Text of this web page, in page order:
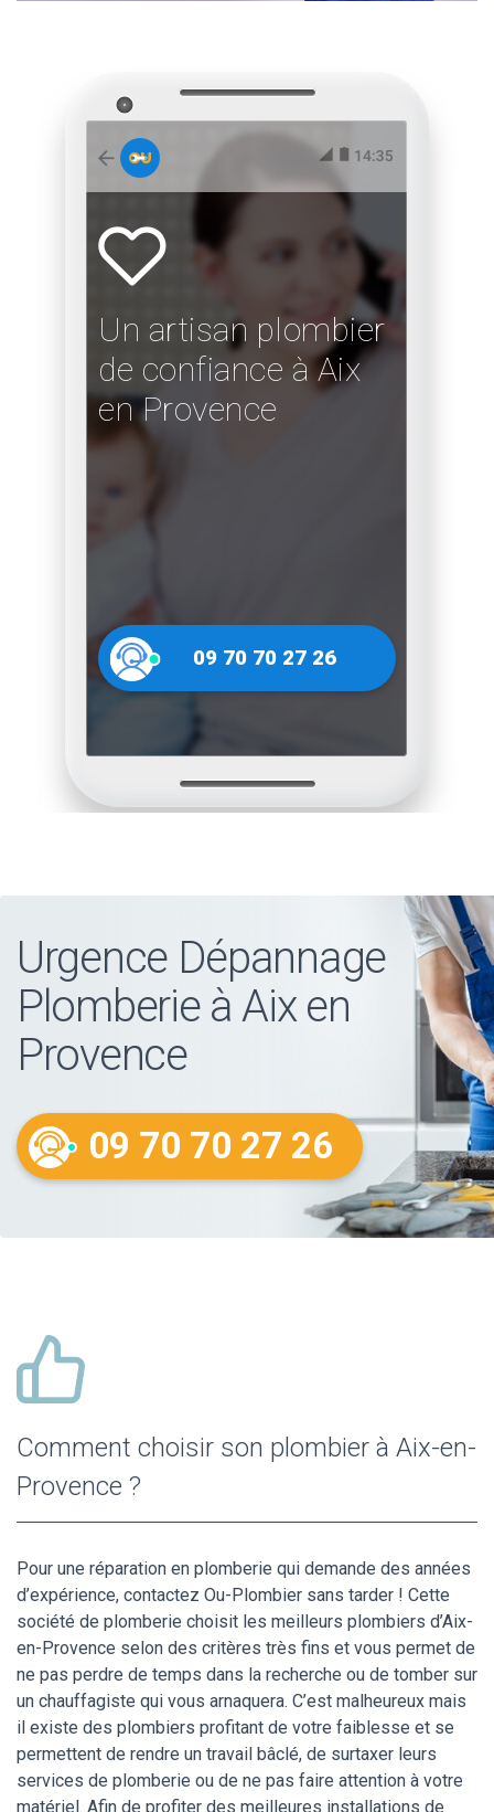
Un artisan plombier
de confiance à Aix
en Provence
09 70 70 27 26
Urgence Dépannage
Plomberie à Aix en
Provence
09 70 70 27 26
Comment choisir son plombier à Aix-en-
Provence ?
Pour une réparation en plomberie qui demande des années
d’expérience, contactez Ou-Plombier sans tarder ! Cette
société de plomberie choisit les meilleurs plombiers d’Aix-
en-Provence selon des critères très fins et vous permet de
ne pas perdre de temps dans la recherche ou de tomber sur
un chauffagiste qui vous arnaquera. C’est malheureux mais
il existe des plombiers profitant de votre faiblesse et se
permettent de rendre un travail bâclé, de surtaxer leurs
services de plomberie ou de ne pas faire attention à votre
matériel. Afin de profiter des meilleures installations de